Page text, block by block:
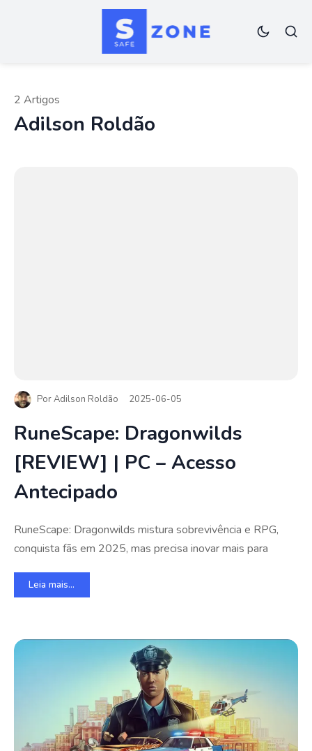
Adilson Roldão
2 Artigos
PorAdilson Roldão 2025-06-05
RuneScape: Dragonwilds
[REVIEW] | PC – Acesso
Antecipado
RuneScape: Dragonwilds mistura sobrevivência e RPG,
conquista fãs em 2025, mas precisa inovar mais para
Leia mais...